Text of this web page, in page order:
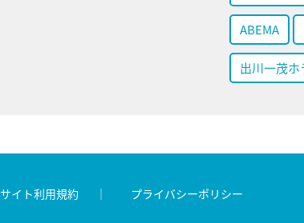
ABEMA
出川一茂
サイト利用規約 プライバシーポリシー